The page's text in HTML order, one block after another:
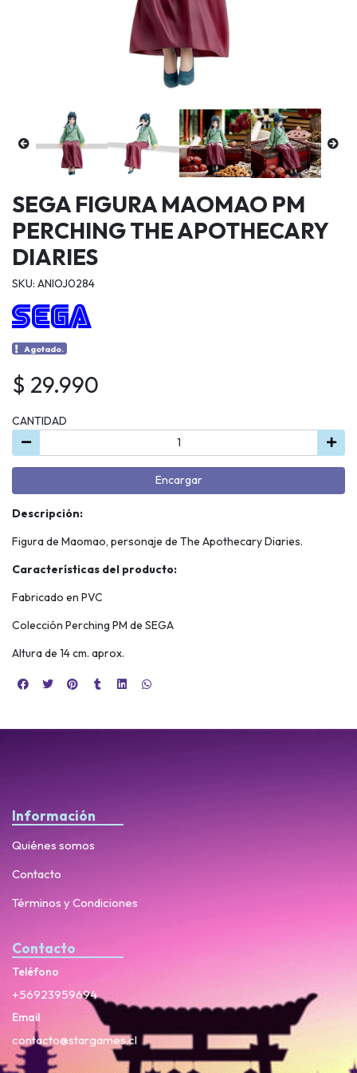
SEGA FIGURA MAOMAO PM
PERCHING THE APOTHECARY
DIARIES
SKU: ANIOJ0284
Agotado.
$ 29.990
CANTIDAD
Encargar
Descripción:
Figura de Maomao, personaje de The Apothecary Diaries.
Características del producto:
Fabricado en PVC
Colección Perching PM de SEGA
Altura de 14 cm. aprox.
Información
Quiénes somos
Contacto
Términos y Condiciones
Contacto
Teléfono
+56923959694
Email
contacto@stargames.cl